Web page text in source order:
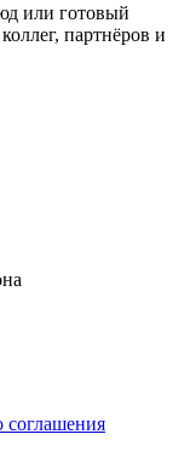
или готовый
партнёров и
соглашения